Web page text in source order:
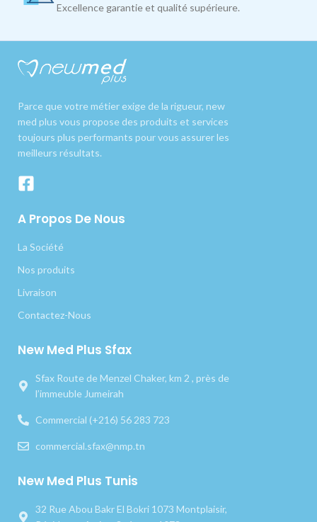
Excellence garantie et qualité supérieure.
Parce que votre métier exige de la rigueur, new
med plus vous propose des produits et services
toujours plus performants pour vous assurer les
meilleurs résultats.
A Propos De Nous
La Société
Nos produits
Livraison
Contactez-Nous
New Med Plus Sfax
Sfax Route de Menzel Chaker, km 2 , près de
l’immeuble Jumeirah
Commercial (+216) 56 283 723
commercial.sfax@nmp.tn
New Med Plus Tunis
32 Rue Abou Bakr El Bokri 1073 Montplaisir,